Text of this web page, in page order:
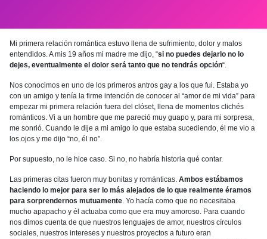
Mi primera relación romántica estuvo llena de sufrimiento, dolor y malos
entendidos. A mis 19 años mi madre me dijo, “si no puedes dejarlo no lo
dejes, eventualmente el dolor será tanto que no tendrás opción“.
Nos conocimos en uno de los primeros antros gay a los que fui. Estaba yo
con un amigo y tenía la firme intención de conocer al “amor de mi vida” para
empezar mi primera relación fuera del clóset, llena de momentos clichés
románticos. Vi a un hombre que me pareció muy guapo y, para mi sorpresa,
me sonrió. Cuando le dije a mi amigo lo que estaba sucediendo, él me vio a
los ojos y me dijo “no, él no”.
Por supuesto, no le hice caso. Si no, no habría historia qué contar.
Las primeras citas fueron muy bonitas y románticas. Ambos estábamos
haciendo lo mejor para ser lo más alejados de lo que realmente éramos
para sorprendernos mutuamente. Yo hacía como que no necesitaba
mucho apapacho y él actuaba como que era muy amoroso. Para cuando
nos dimos cuenta de que nuestros lenguajes de amor, nuestros círculos
sociales, nuestros intereses y nuestros proyectos a futuro eran